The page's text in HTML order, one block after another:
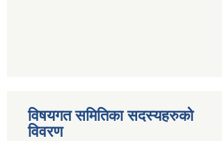
विषयगत समितिका सदस्यहरुको
विवरण